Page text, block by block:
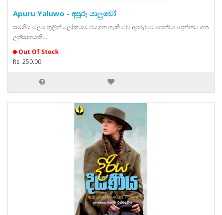
Apuru Yaluwo - අපූරු යාලුවෝ
සමගිය බලය තුලින් ලෝකයම ජයගත හැකි බව අපුරුවට පෙන්වා දෙන්නට ගත
උත්සාහයකි...
Out Of Stock
Rs. 250.00